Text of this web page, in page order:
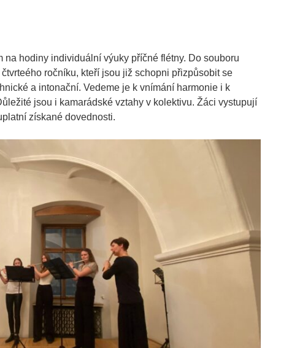
na hodiny individuální výuky příčné flétny. Do souboru
ročníku, kteří jsou již schopni přizpůsobit se
a intonační. Vedeme je k vnímání harmonie i k
jsou i kamarádské vztahy v kolektivu. Žáci vystupují
získané dovednosti.